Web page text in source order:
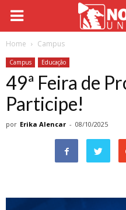
Home Campus
Campus Educação
49ª Feira de
Participe!
por Erika Alencar - 08/10/2025